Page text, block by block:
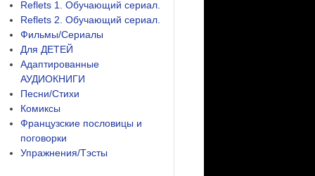
Reflets 1. Обучающий сериал.
Reflets 2. Обучающий сериал.
Фильмы/Сериалы
Для ДЕТЕЙ
Адаптированные
АУДИОКНИГИ
Песни/Стихи
Комиксы
Французские пословицы и
поговорки
Упражнения/Тэсты